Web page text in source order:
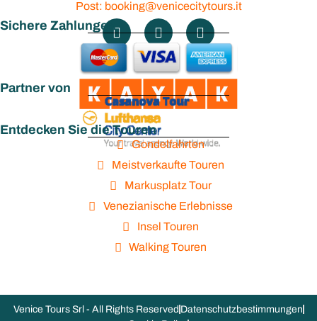
Post: booking@venicecitytours.it
Sichere Zahlungen
Partner von
Entdecken Sie die Touren
Gondelfahrten
Meistverkaufte Touren
Markusplatz Tour
Venezianische Erlebnisse
Insel Touren
Walking Touren
Venice Tours Srl - All Rights Reserved Datenschutzbestimmungen